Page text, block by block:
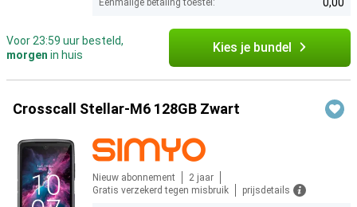
Eenmalige betaling toestel:
Voor 23:59 uur besteld,
morgen in huis Kies je bundel
Crosscall Stellar-M6 128GB Zwart
Nieuw abonnement
2 jaar
Gratis verzekerd tegen misbruik
prijsdetails